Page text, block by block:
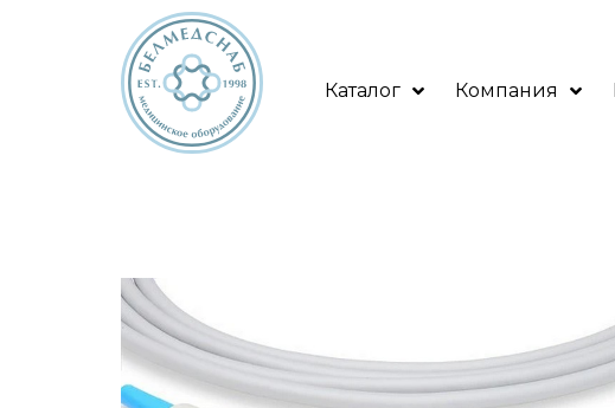
Каталог Компания